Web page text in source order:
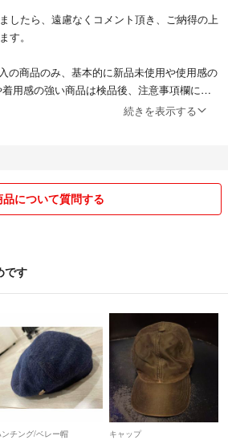
したら、遠慮なくコメント頂き、ご納得の上
す。
の商品のみ、基本的に新品未使用や使用感の
用感の強い商品は検品後、注意事項欄に記
格を設定します。
交渉が煩わしいのと、私が購入者様ならとい
く勘案して価格を設定してるのでお値下げの
見直しております。
テージ品は素人保管である事をご理解の上で
注意を払い行っておりますが、素人ですの
ご容赦ください。
続きを表示する
品について質問する
です
ンチング/ベレー帽 キャップ